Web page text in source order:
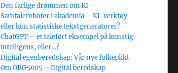
Den farlige drømmen om KI
Samtaleroboter i akademia – KI-verktøy
eller kun statistiske tekstgeneratorer?
ChatGPT – et taleført eksempel på kunstig
intelligens, eller…?
Digital egenberedskap: Vår nye folkeplikt
Om ORG5005 – Digital beredskap